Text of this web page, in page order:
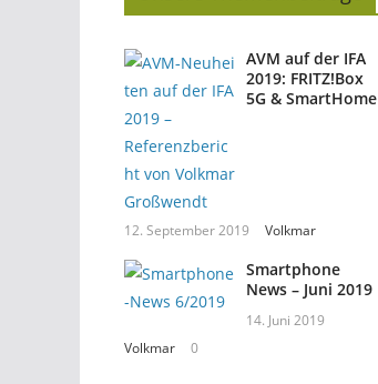
AVM auf der IFA
2019: FRITZ!Box
5G & SmartHome
12. September 2019 Volkmar
Smartphone
News – Juni 2019
14. Juni 2019
Volkmar
0